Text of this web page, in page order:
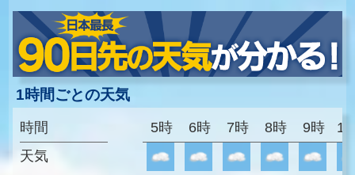
1時間ごとの天気
時間
天気
5時 6時 7時 8時 9時